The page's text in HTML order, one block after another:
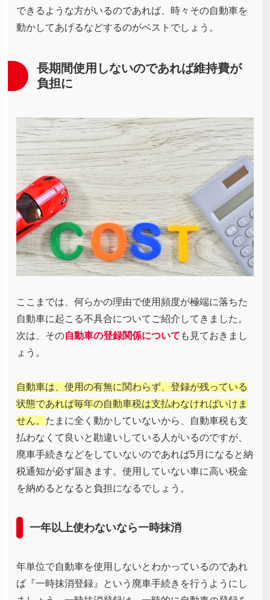
できるような方がいるのであれば、時々その自動車を
動かしてあげるなどするのがベストでしょう。
長期間使用しないのであれば維持費が
負担に
ここまでは、何らかの理由で使用頻度が極端に落ちた
自動車に起こる不具合についてご紹介してきました。
次は、その自動車の登録関係について も見ておきまし
ょう。
自動車は、使用の有無に関わらず、登録が残っている
状態であれば毎年の自動車税は支払わなければいけま
せん。 たまに全く動かしていないから、自動車税も支
払わなくて良いと勘違いしている人がいるのですが、
廃車手続きなどをしていないのであれば5月になると納
税通知が必ず届きます。使用していない車に高い税金
を納めるとなると負担になるでしょう。
一年以上使わないなら一時抹消
年単位で自動車を使用しないとわかっているのであれ
ば『一時抹消登録』という廃車手続きを行うようにし